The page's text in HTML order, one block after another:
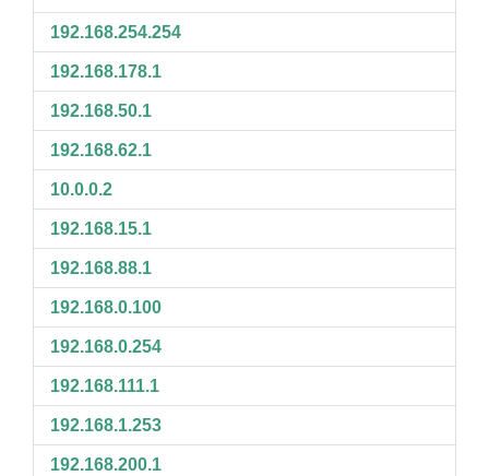
192.168.254.254
192.168.178.1
192.168.50.1
192.168.62.1
10.0.0.2
192.168.15.1
192.168.88.1
192.168.0.100
192.168.0.254
192.168.111.1
192.168.1.253
192.168.200.1